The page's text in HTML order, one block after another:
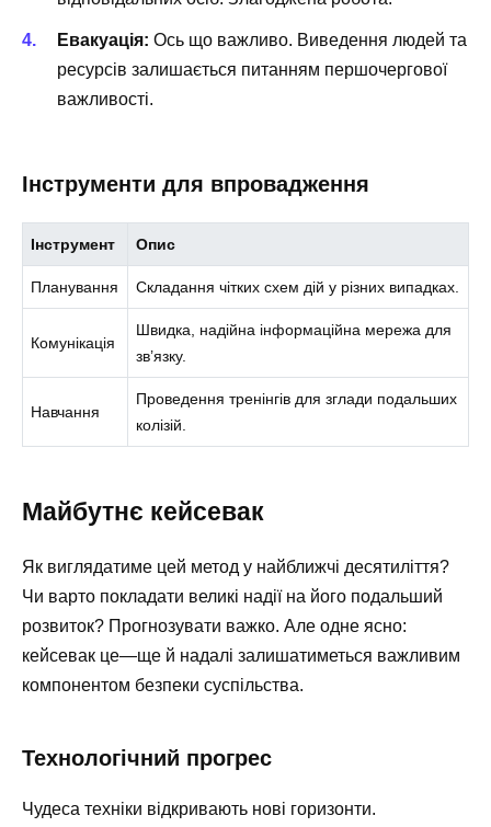
Евакуація: Ось що важливо. Виведення людей та
ресурсів залишається питанням першочергової
важливості.
Інструменти для впровадження
Інструмент Опис
Планування Складання чітких схем дій у різних випадках.
Комунікація
Швидка, надійна інформаційна мережа для
зв’язку.
Навчання
Проведення тренінгів для зглади подальших
колізій.
Майбутнє кейсевак
Як виглядатиме цей метод у найближчі десятиліття?
Чи варто покладати великі надії на його подальший
розвиток? Прогнозувати важко. Але одне ясно:
кейсевак це—ще й надалі залишатиметься важливим
компонентом безпеки суспільства.
Технологічний прогрес
Чудеса техніки відкривають нові горизонти.